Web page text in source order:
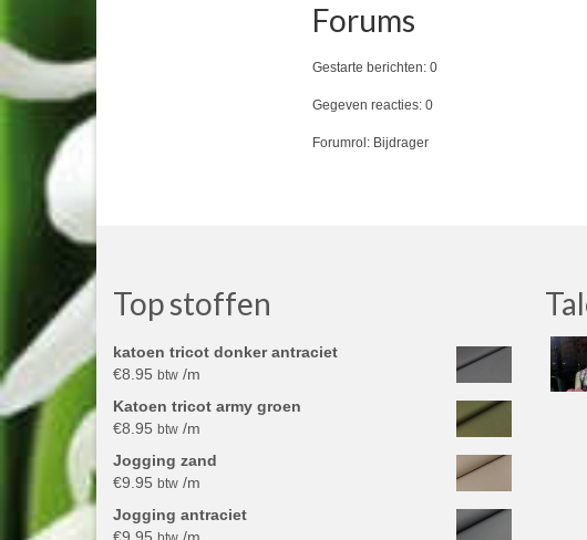
Forums
Gestarte berichten: 0
Gegeven reacties: 0
Forumrol: Bijdrager
Top stoffen
katoen tricot donker antraciet
€8.95 btw /m
Katoen tricot army groen
€8.95 btw /m
Jogging zand
€9.95 btw /m
Jogging antraciet
€9.95 /m